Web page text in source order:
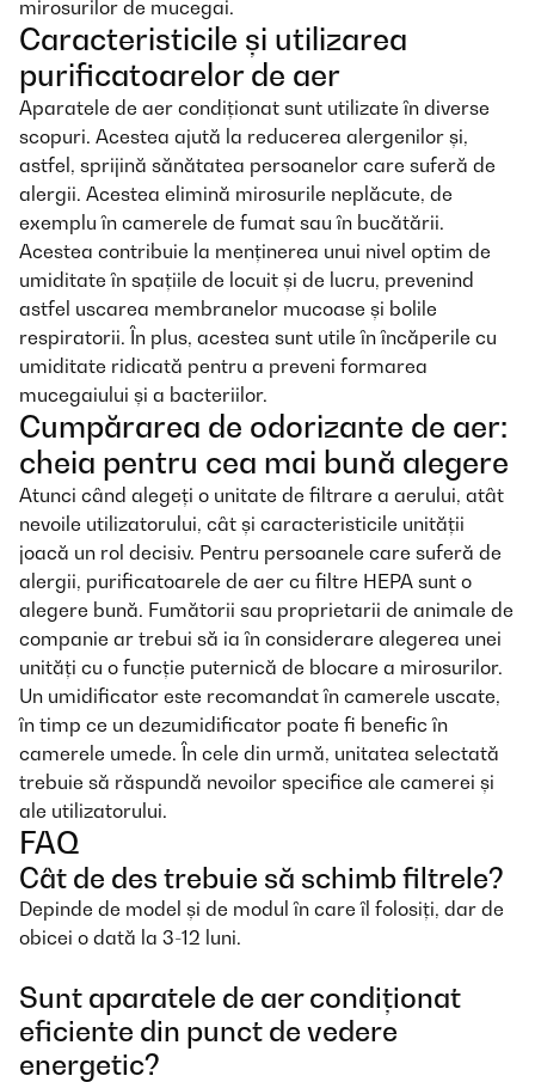
mirosurilor de mucegai.
Caracteristicile și utilizarea
purificatoarelor de aer
Aparatele de aer condiționat sunt utilizate în diverse
scopuri. Acestea ajută la reducerea alergenilor și,
astfel, sprijină sănătatea persoanelor care suferă de
alergii. Acestea elimină mirosurile neplăcute, de
exemplu în camerele de fumat sau în bucătării.
Acestea contribuie la menținerea unui nivel optim de
umiditate în spațiile de locuit și de lucru, prevenind
astfel uscarea membranelor mucoase și bolile
respiratorii. În plus, acestea sunt utile în încăperile cu
umiditate ridicată pentru a preveni formarea
mucegaiului și a bacteriilor.
Cumpărarea de odorizante de aer:
cheia pentru cea mai bună alegere
Atunci când alegeți o unitate de filtrare a aerului, atât
nevoile utilizatorului, cât și caracteristicile unității
joacă un rol decisiv. Pentru persoanele care suferă de
alergii, purificatoarele de aer cu filtre HEPA sunt o
alegere bună. Fumătorii sau proprietarii de animale de
companie ar trebui să ia în considerare alegerea unei
unități cu o funcție puternică de blocare a mirosurilor.
Un umidificator este recomandat în camerele uscate,
în timp ce un dezumidificator poate fi benefic în
camerele umede. În cele din urmă, unitatea selectată
trebuie să răspundă nevoilor specifice ale camerei și
ale utilizatorului.
FAQ
Cât de des trebuie să schimb filtrele?
Depinde de model și de modul în care îl folosiți, dar de
obicei o dată la 3-12 luni.
Sunt aparatele de aer condiționat
eficiente din punct de vedere
energetic?